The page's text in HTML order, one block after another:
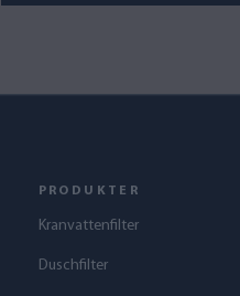
PRODUKTER
Kranvattenfilter
Duschfilter